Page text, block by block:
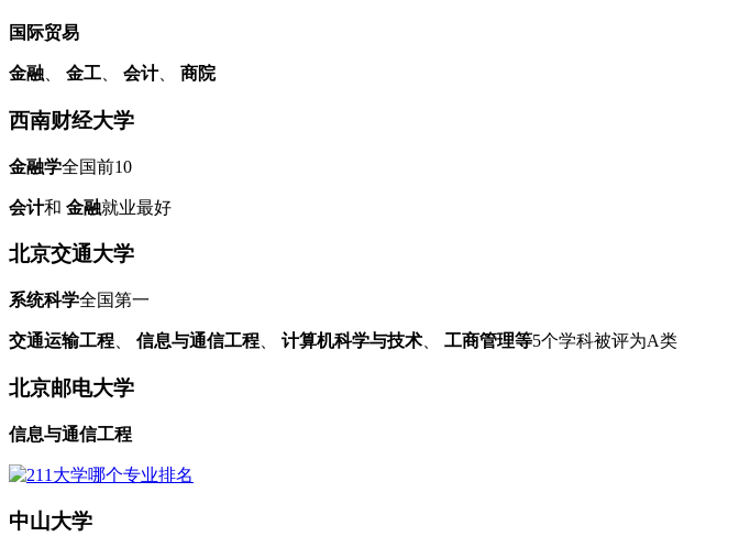
国际贸易
金融 金工 会计、 商院
西南财经大学
金融学全国前10
会计和 金融就业最好
北京交通大学
系统科学全国第一
交通运输工程 信息与通信工程 计算机科学与技术 工商管理等5个学科被评为A类
北京邮电大学
信息与通信工程
中山大学